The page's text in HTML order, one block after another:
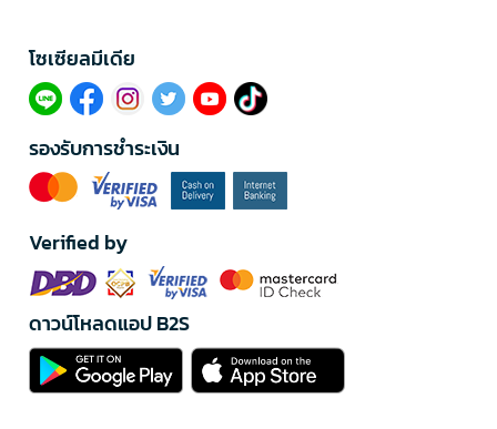
โซเซียลมีเดีย​
รองรับการชำระเงิน
Verified by
ดาวน์โหลดแอป B2S